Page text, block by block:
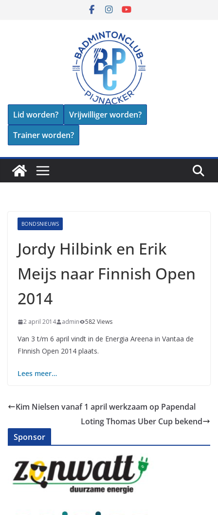
Lid worden?
Vrijwilliger worden?
Trainer worden?
BONDSNIEUWS
Jordy Hilbink en Erik
Meijs naar Finnish Open
2014
2 april 2014 admin 582 Views
Van 3 t/m 6 april vindt in de Energia Areena in Vantaa de
FInnish Open 2014 plaats.
Lees meer…
Kim Nielsen vanaf 1 april werkzaam op Papendal
Loting Thomas Uber Cup bekend
Sponsor